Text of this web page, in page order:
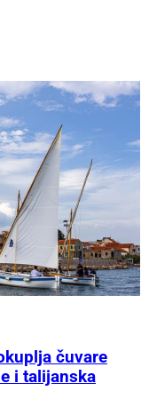
čuvare
i talijanska